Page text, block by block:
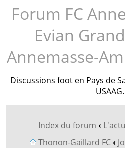
INSTAGRAM
Forum FC
Evian
Annemasse-
Discussions foot en Pays de
Index du forum ‹
Thonon-Gaillard FC‹